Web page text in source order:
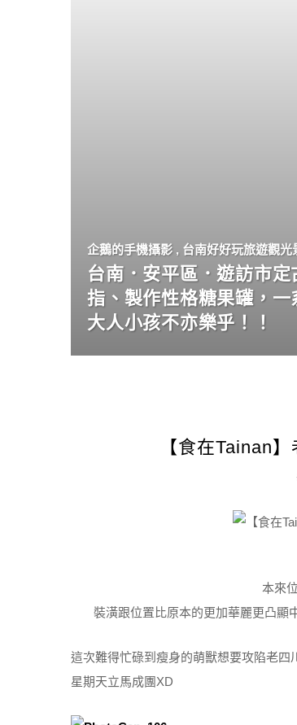
企鵝的手機攝影 , 台南好好玩旅遊觀光
台南．安平區．遊訪市
指、製作性格糖果罐，一
大人小孩不亦樂乎！！
【食在Tainan
本來
裝潢跟位置比原本的更加華麗更凸顯
這次難得忙碌到瘦身的萌獸想要攻陷老四
星期天立馬成團XD